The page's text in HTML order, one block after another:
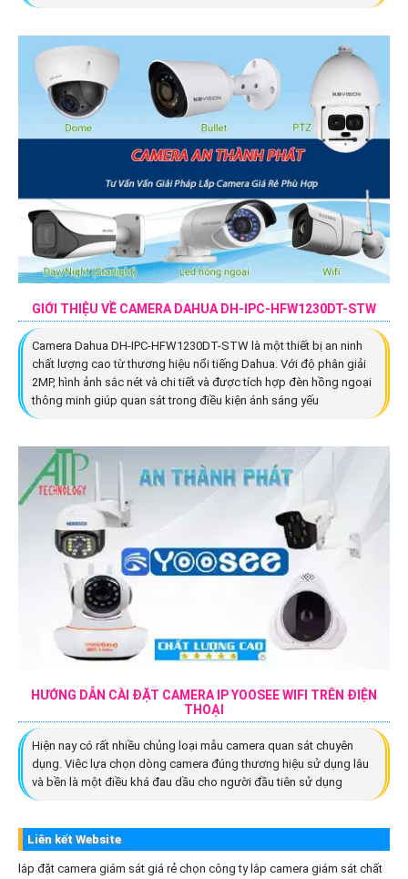
GIỚI THIỆU VỀ CAMERA DAHUA DH-IPC-HFW1230DT-STW
Camera Dahua DH-IPC-HFW1230DT-STW là một thiết bị an ninh
chất lượng cao từ thương hiệu nổi tiếng Dahua. Với độ phân giải
2MP, hình ảnh sắc nét và chi tiết và được tích hợp đèn hồng ngoại
thông minh giúp quan sát trong điều kiện ánh sáng yếu
HƯỚNG DẪN CÀI ĐẶT CAMERA IP YOOSEE WIFI TRÊN ĐIỆN
THOẠI
Hiện nay có rất nhiều chủng loại mẫu camera quan sát chuyên
dụng. Viêc lựa chọn dòng camera đúng thương hiệu sử dụng lâu
và bền là một điều khá đau dầu cho người đầu tiên sử dụng
Liên kết Website
lắp đặt camera giám sát giá rẻ chọn công ty lắp camera giám sát chất